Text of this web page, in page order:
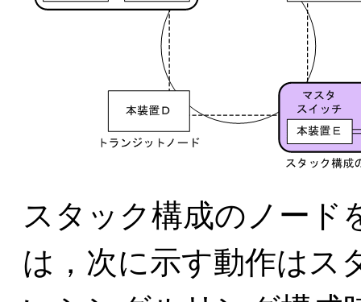
スタック構成のノード
は，次に示す動作はス